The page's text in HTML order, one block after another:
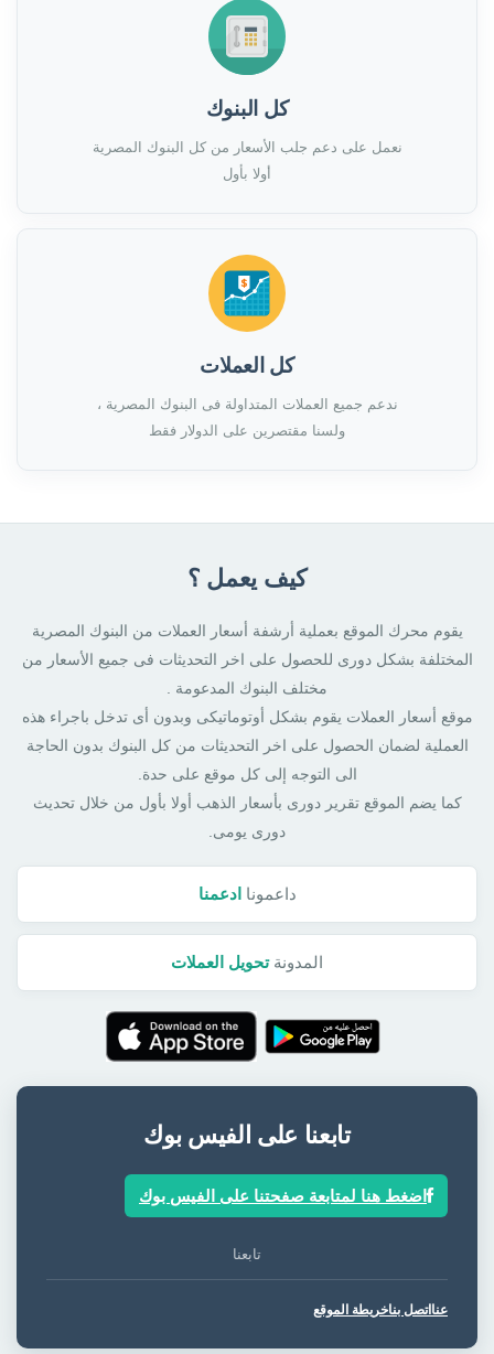
كل البنوك
نعمل على دعم جلب الأسعار من كل البنوك المصرية
أولا بأول
كل العملات
ندعم جميع العملات المتداولة فى البنوك المصرية ،
ولسنا مقتصرين على الدولار فقط
كيف يعمل ؟
يقوم محرك الموقع بعملية أرشفة أسعار العملات من البنوك المصرية
المختلفة بشكل دورى للحصول على اخر التحديثات فى جميع الأسعار من
مختلف البنوك المدعومة .
موقع أسعار العملات يقوم بشكل أوتوماتيكى وبدون أى تدخل باجراء هذه
العملية لضمان الحصول على اخر التحديثات من كل البنوك بدون الحاجة
الى التوجه إلى كل موقع على حدة.
كما يضم الموقع تقرير دورى بأسعار الذهب أولا بأول من خلال تحديث
دورى يومى.
داعمونا ادعمنا
المدونةتحويل العملات
تابعنا على الفيس بوك
اضغط هنا لمتابعة صفحتنا على الفيس بوك
تابعنا
عنا اتصل بناخريطة الموقع